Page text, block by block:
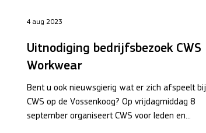
Uitnodiging bedrijfsbezoek CWS
Workwear
Bent u ook nieuwsgierig wat er zich afspeelt bij
CWS op de Vossenkoog? Op vrijdagmiddag 8
september organiseert CWS voor leden en...
4 aug 2023